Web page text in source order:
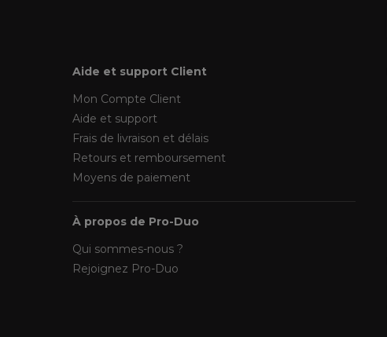
Aide et support Client
Mon Compte Client
Aide et support
Frais de livraison et délais
Retours et remboursement
Moyens de paiement
À propos de Pro-Duo
Qui sommes-nous ?
Rejoignez Pro-Duo